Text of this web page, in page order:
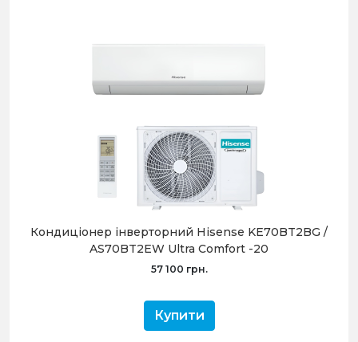
Кондиціонер інверторний Hisense KE70BT2BG /
AS70BT2EW Ultra Comfort -20
57 100 грн.
Купити